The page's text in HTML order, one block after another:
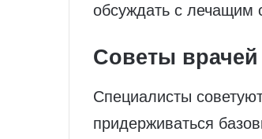
обсуждать с лечащим
Советы
Специалисты
придерживаться